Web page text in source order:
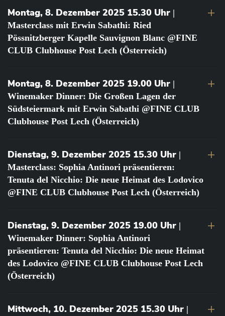
Montag, 8. Dezember 2025 15.30 Uhr |
Masterclass mit Erwin Sabathi: Ried
Pössnitzberger Kapelle Sauvignon Blanc @FINE
CLUB Clubhouse Post Lech (Österreich)
Montag, 8. Dezember 2025 19.00 Uhr |
Winemaker Dinner: Die Großen Lagen der
Südsteiermark mit Erwin Sabathi @FINE CLUB
Clubhouse Post Lech (Österreich)
Dienstag, 9. Dezember 2025 15.30 Uhr |
Masterclass: Sophia Antinori präsentieren:
Tenuta del Nicchio: Die neue Heimat des Lodovico
@FINE CLUB Clubhouse Post Lech (Österreich)
Dienstag, 9. Dezember 2025 19.00 Uhr |
Winemaker Dinner: Sophia Antinori
präsentieren: Tenuta del Nicchio: Die neue Heimat
des Lodovico @FINE CLUB Clubhouse Post Lech
(Österreich)
Mittwoch, 10. Dezember 2025 15.30 Uhr |